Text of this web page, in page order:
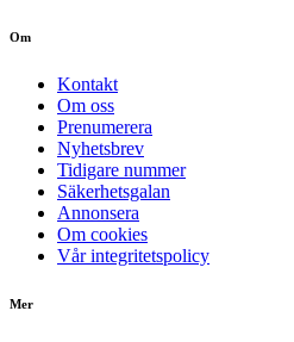
Om
Kontakt
Om oss
Prenumerera
Nyhetsbrev
Tidigare nummer
Säkerhetsgalan
Annonsera
Om cookies
Vår integritetspolicy
Mer